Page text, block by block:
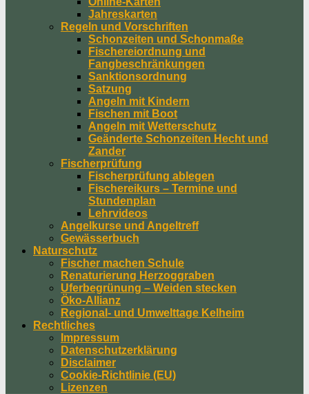
Jahreskarten
Regeln und Vorschriften
Schonzeiten und Schonmaße
Fischereiordnung und
Fangbeschränkungen
Sanktionsordnung
Satzung
Angeln mit Kindern
Fischen mit Boot
Angeln mit Wetterschutz
Geänderte Schonzeiten Hecht und
Zander
Fischerprüfung
Fischerprüfung ablegen
Fischereikurs – Termine und
Stundenplan
Lehrvideos
Angelkurse und Angeltreff
Gewässerbuch
Naturschutz
Fischer machen Schule
Renaturierung Herzoggraben
Uferbegrünung – Weiden stecken
Öko-Allianz
Regional- und Umwelttage Kelheim
Rechtliches
Impressum
Datenschutzerklärung
Disclaimer
Cookie-Richtlinie (EU)
Lizenzen